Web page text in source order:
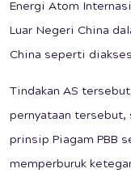
Energi Atom
Luar Negeri China
China seperti
Tindakan AS
pernyataan tersebut,
prinsip Piagam PBB
memperburuk